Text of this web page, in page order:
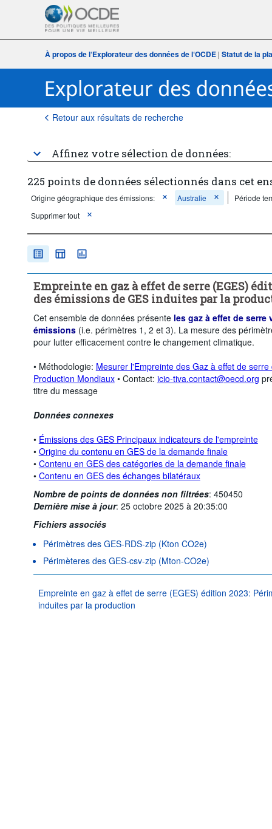
À propos de l‘Explorateur des données de l‘OCDE | Statut de la
Retour aux résultats de recherche
Affinez votre sélection de données:
225 points de données sélectionnés dans cet
Origine géographique des émissions: Australie
Période
Supprimer tout
Empreinte en gaz à effet de serre (EGES)
des émissions de GES induites par la
Cet ensemble de données présente les gaz à effet de
émissions(i.e. périmètres 1, 2 et 3). La mesure des
pour lutter efficacement contre le changement climatique.
• Méthodologie: Mesurer l'Empreinte des Gaz à effet de
Production Mondiaux• Contact: icio-tiva.contact@oecd.org
titre du message
Données connexes
• Émissions des GES Principaux indicateurs de l'empreinte
• Origine du contenu en GES de la demande finale
• Contenu en GES des catégories de la demande finale
• Contenu en GES des échanges bilatéraux
Nombre de points de données non filtrées: 450450
Dernière mise à jour: 25 octobre 2025 à 20:35:00
Fichiers associés
Périmètres des GES-RDS-zip (Kton CO2e)
Périmèteres des GES-csv-zip (Mton-CO2e)
Empreinte en gaz à effet de serre (EGES) édition 2023:
induites par la production